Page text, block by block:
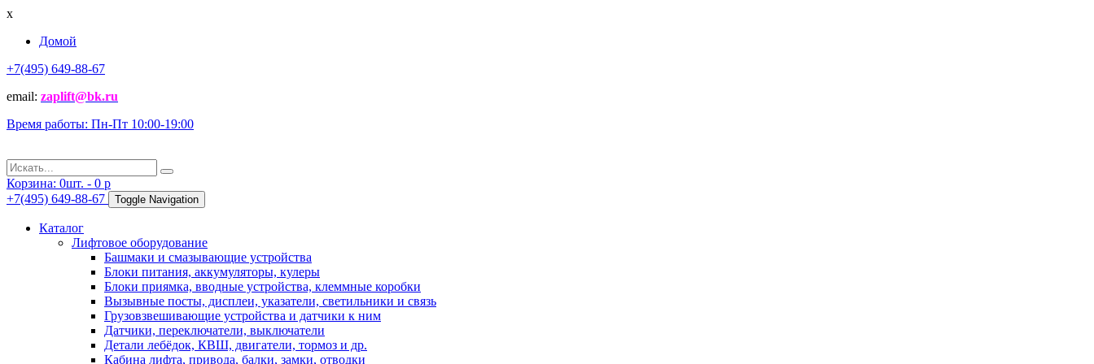
x
Домой
+7(495) 649-88-67
email: zaplift@bk.ru
Время работы: Пн-Пт 10:00-19:00
Корзина: 0шт. - 0 p
+7(495) 649-88-67
Toggle Navigation
Каталог
Лифтовое оборудование
Башмаки и смазывающие устройства
Блоки питания, аккумуляторы, кулеры
Блоки приямка, вводные устройства, клеммные коробки
Вызывные посты, дисплеи, указатели, светильники и связь
Грузовзвешивающие устройства и датчики к ним
Датчики, переключатели, выключатели
Детали лебёдок, КВШ, двигатели, тормоз и др.
Кабина лифта, привода, балки, замки, отводки